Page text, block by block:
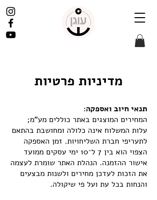
מדיניות פרטיות
תנאי חיוב ואספקה:
המחירים המוצגים באתר כוללים מע"מ;
עלות המשלוח אינה כלולה ומחושבת בהתאם
לתעריפי חברת השליחויות. זמן האספקה
הצפוי הוא בין 7 ל־10 ימי עסקים ממועד
אישור ההזמנה. הנהלת האתר שומרת לעצמה
את הזכות לעדכן מחירים ולשנות מבצעים
והנחות בכל עת ועל פי שיקולה.